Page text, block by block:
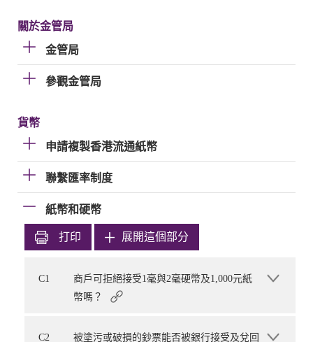
關於金管局
金管局
參觀金管局
貨幣
申請複製香港流通紙幣
聯繫匯率制度
紙幣和硬幣
打印 展開這個部分
C1
商戶可拒絕接受1毫與2毫硬幣及1,000元紙
幣嗎？
C2
被塗污或破損的鈔票能否被銀行接受及兌回